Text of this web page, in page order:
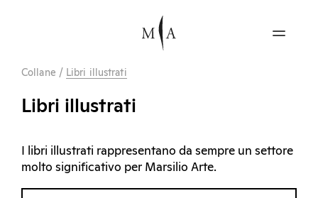
Collane / Libri illustrati
Libri illustrati
I libri illustrati rappresentano da sempre un settore
molto significativo per Marsilio Arte.